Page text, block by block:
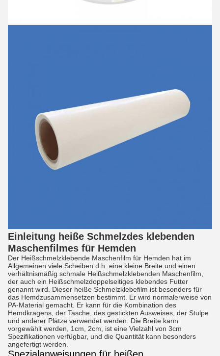
Einleitung heiße Schmelzdes klebenden
Maschenfilmes für Hemden
Der Heißschmelzklebende Maschenfilm für Hemden hat im
Allgemeinen viele Scheiben d.h. eine kleine Breite und einen
verhältnismäßig schmale Heißschmelzklebenden Maschenfilm,
der auch ein Heißschmelzdoppelseitiges klebendes Futter
genannt wird. Dieser heiße Schmelzklebefilm ist besonders für
das Hemdzusammensetzen bestimmt. Er wird normalerweise von
PA-Material gemacht. Er kann für die Kombination des
Hemdkragens, der Tasche, des gestickten Ausweises, der Stulpe
und anderer Plätze verwendet werden. Die Breite kann
vorgewählt werden, 1cm, 2cm, ist eine Vielzahl von 3cm
Spezifikationen verfügbar, und die Quantität kann besonders
angefertigt werden.